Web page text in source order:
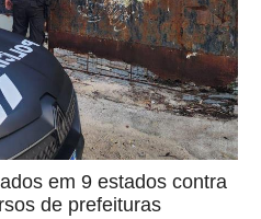
em 9 estados contra
de prefeituras